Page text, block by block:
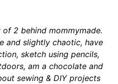
of 2 behind mommymade.
and slightly chaotic, have
sketch using pencils,
am a chocolate and
sewing & DIY projects